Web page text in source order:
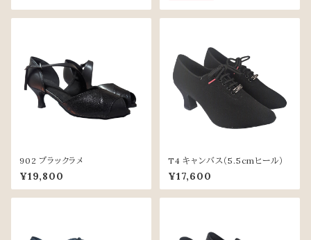
902 ブラックラメ
¥19,800
T4 キャンバス（5.5cmヒール）
¥17,600